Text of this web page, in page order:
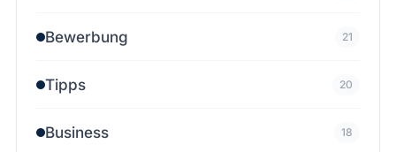
Bewerbung 21
Tipps 20
Business 18